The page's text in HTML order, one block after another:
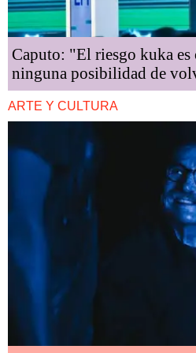
Caputo: "El riesgo kuka es
ninguna posibilidad de
ARTE Y CULTURA